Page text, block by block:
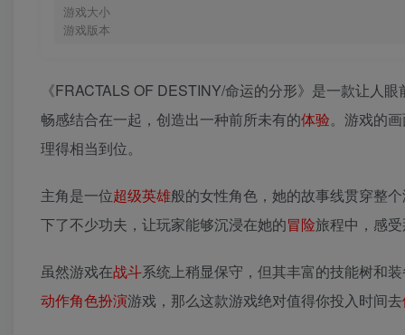
游戏大小
游戏版本
《FRACTALS OF DESTINY/命运的分形》是一款让人
畅感结合在一起，创造出一种前所未有的体验。游戏的
理得相当到位。
主角是一位超级英雄般的女性角色，她的故事线贯穿整
下了不少功夫，让玩家能够沉浸在她的冒险旅程中，感
虽然游戏在战斗系统上稍显保守，但其丰富的技能树和
动作角色扮演游戏，那么这款游戏绝对值得你投入时间去